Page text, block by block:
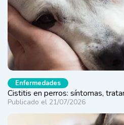
Enfermedades
Cistitis en perros: síntomas,
Publicado el 21/07/2026